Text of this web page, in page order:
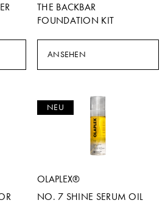
THE BACKBAR
FOUNDATION KIT
ANSEHEN
NEU
OLAPLEX®
NO. 7 SHINE SERUM OIL